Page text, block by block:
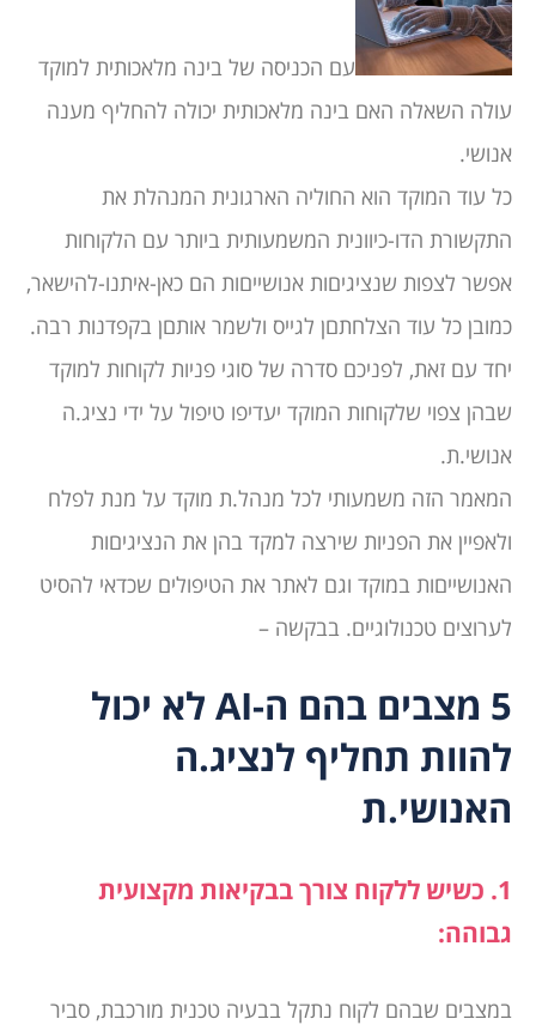
עם הכניסה של בינה מלאכותית למוקד
עולה השאלה האם בינה מלאכותית יכולה להחליף מענה
אנושי.
כל עוד המוקד הוא החוליה הארגונית המנהלת את
התקשורת הדו-כיוונית המשמעותית ביותר עם הלקוחות
אפשר לצפות שנציגיםות אנושייםות הם כאן-איתנו-להישאר,
כמובן כל עוד הצלחתםן לגייס ולשמר אותםן בקפדנות רבה.
יחד עם זאת, לפניכם סדרה של סוגי פניות לקוחות למוקד
שבהן צפוי שלקוחות המוקד יעדיפו טיפול על ידי נציג.ה
אנושי.ת.
המאמר הזה משמעותי לכל מנהל.ת מוקד על מנת לפלח
ולאפיין את הפניות שירצה למקד בהן את הנציגיםות
האנושייםות במוקד וגם לאתר את הטיפולים שכדאי להסיט
לערוצים טכנולוגיים. בבקשה –
5 מצבים בהם ה- AI לא יכול
להוות תחליף לנציג.ה
האנושי.ת
1. כשיש ללקוח צורך בבקיאות מקצועית
גבוהה:
במצבים שבהם לקוח נתקל בבעיה טכנית מורכבת, סביר